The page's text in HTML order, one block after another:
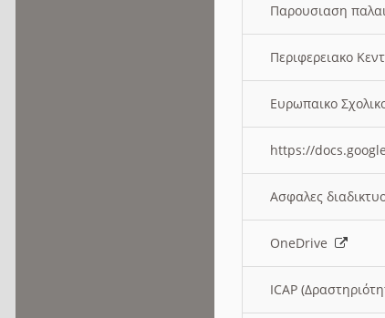
Παρουσιαση
Περιφερειακο
Ευρωπαικο
https://
Ασφαλες
OneDrive
ICAP